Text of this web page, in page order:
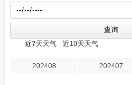
近7天天气 近10天天气
202408 202407